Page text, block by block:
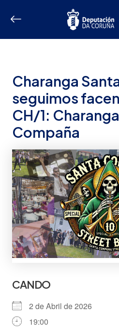
Charanga
seguimos
CH/1:
Compaña
CANDO
2 de Abril de 2026
19:00